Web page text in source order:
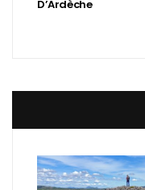
D’Ardèche